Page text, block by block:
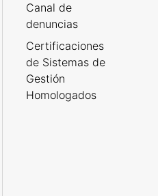
Canal de
denuncias
Certificaciones
de Sistemas de
Gestión
Homologados